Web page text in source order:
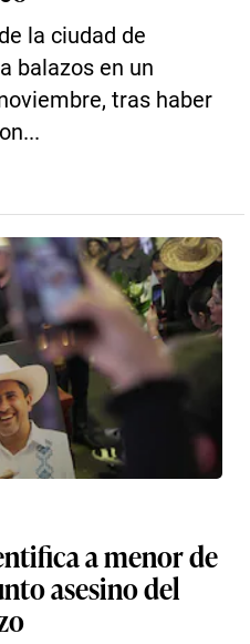
la ciudad de
balazos en un
tras haber
a menor de
asesino del